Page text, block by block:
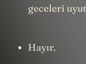
Viral bir